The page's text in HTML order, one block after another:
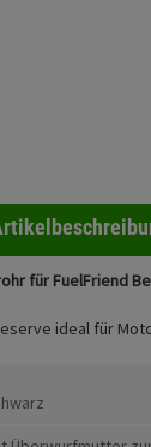
für FuelFriend
ideal für